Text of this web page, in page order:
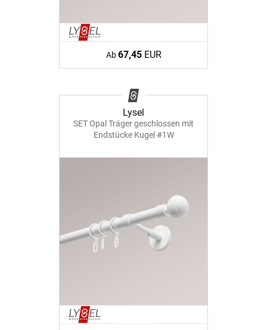
Ab67,45EUR
Lysel
SET Opal Träger geschlossen mit
Endstücke Kugel #1W